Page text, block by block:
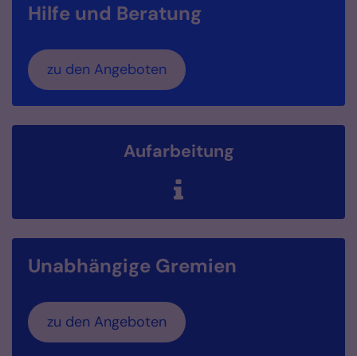
Hilfe und Beratung
zu den Angeboten
Aufarbeitung
Unabhängige Gremien
zu den Angeboten